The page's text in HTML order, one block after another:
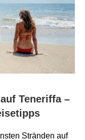
Teneriffa –
Stränden auf